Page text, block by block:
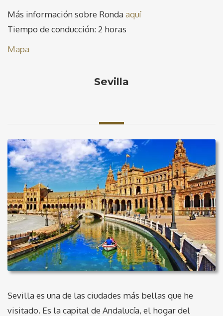
Más información sobre Rondaaquí
Tiempo de conducción: 2 horas
Mapa
Sevilla
Sevilla es una de las ciudades más bellas que he
visitado. Es la capital de Andalucía, el hogar del